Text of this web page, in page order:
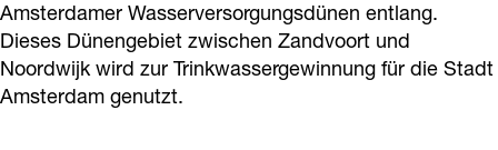
Amsterdamer Wasserversorgungsdünen entlang.
Dieses Dünengebiet zwischen Zandvoort und
Noordwijk wird zur Trinkwassergewinnung für die Stadt
Amsterdam genutzt.